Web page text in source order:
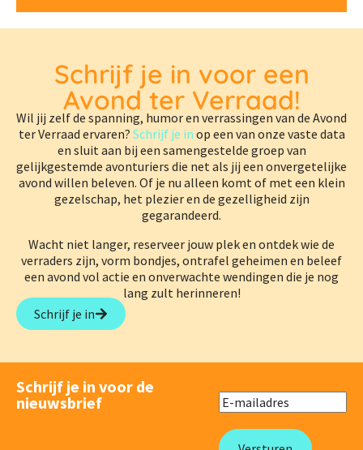
Schrijf je in voor een
Avond ter Verraad!
Wil jij zelf de spanning, humor en verrassingen van de Avond
ter Verraad ervaren? Schrijf je in op een van onze vaste data
en sluit aan bij een samengestelde groep van
gelijkgestemde avonturiers die net als jij een onvergetelijke
avond willen beleven. Of je nu alleen komt of met een klein
gezelschap, het plezier en de gezelligheid zijn
gegarandeerd.
Wacht niet langer, reserveer jouw plek en ontdek wie de
verraders zijn, vorm bondjes, ontrafel geheimen en beleef
een avond vol actie en onverwachte wendingen die je nog
lang zult herinneren!
Schrijf je in
Schrijf je in voor de
nieuwsbrief